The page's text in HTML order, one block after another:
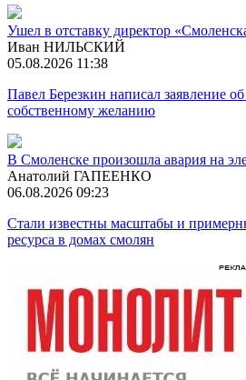
Ушел в отставку директор
Иван НИЛЬСКИЙ
05.08.2026 11:38
Павел Березкин написал заявление
собственному желанию
В Смоленске произошла авария на
Анатолий ГАПЕЕНКО
06.08.2026 09:23
Стали известны масштабы и
ресурса в домах смолян